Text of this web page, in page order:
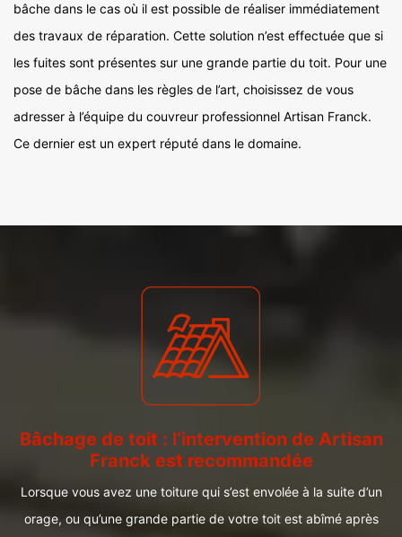
bâche dans le cas où il est possible de réaliser immédiatement
des travaux de réparation. Cette solution n’est effectuée que si
les fuites sont présentes sur une grande partie du toit. Pour une
pose de bâche dans les règles de l’art, choisissez de vous
adresser à l’équipe du couvreur professionnel Artisan Franck.
Ce dernier est un expert réputé dans le domaine.
Bâchage de toit : l’intervention de Artisan
Franck est recommandée
Lorsque vous avez une toiture qui s’est envolée à la suite d’un
orage, ou qu’une grande partie de votre toit est abîmé après